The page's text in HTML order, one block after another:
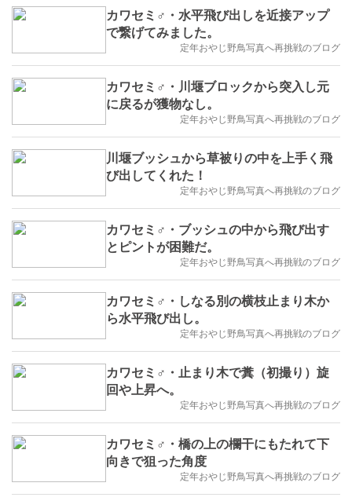
カワセミ♂・水平飛び出しを近接アップ
で繋げてみました。
定年おやじ野鳥写真へ再挑戦のブログ
カワセミ♂・川堰ブロックから突入し元
に戻るが獲物なし。
定年おやじ野鳥写真へ再挑戦のブログ
川堰ブッシュから草被りの中を上手く飛
び出してくれた！
定年おやじ野鳥写真へ再挑戦のブログ
カワセミ♂・ブッシュの中から飛び出す
とピントが困難だ。
定年おやじ野鳥写真へ再挑戦のブログ
カワセミ♂・しなる別の横枝止まり木か
ら水平飛び出し。
定年おやじ野鳥写真へ再挑戦のブログ
カワセミ♂・止まり木で糞（初撮り）旋
回や上昇へ。
定年おやじ野鳥写真へ再挑戦のブログ
カワセミ♂・橋の上の欄干にもたれて下
向きで狙った角度
定年おやじ野鳥写真へ再挑戦のブログ